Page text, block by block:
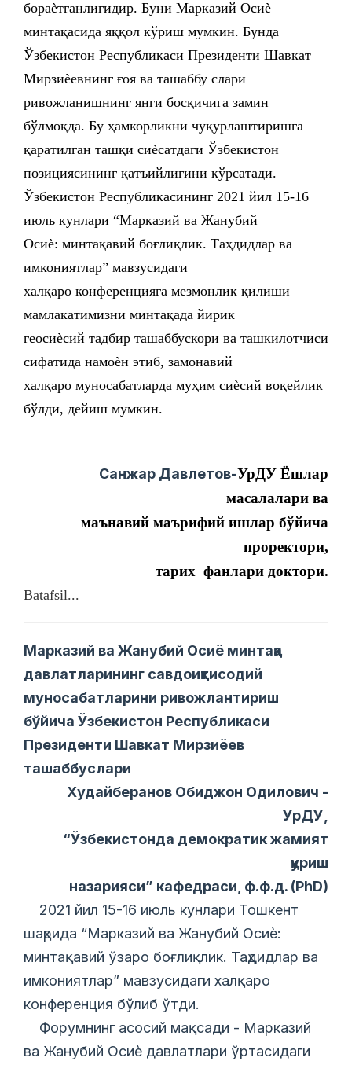
бораѐтганлигидир. Буни Марказий Осиѐ
минтақасида яққол кўриш мумкин. Бунда
Ўзбекистон Республикаси Президенти Шавкат
Мирзиѐевнинг ғоя ва ташаббу слари
ривожланишнинг янги босқичига замин
бўлмоқда. Бу ҳамкорликни чуқурлаштиришга
қаратилган ташқи сиѐсатдаги Ўзбекистон
позициясининг қатъийлигини кўрсатади.
Ўзбекистон Республикасининг 2021 йил 15-16
июль кунлари “Марказий ва Жанубий
Осиѐ: минтақавий боғлиқлик. Таҳдидлар ва
имкониятлар” мавзусидаги
халқаро конференцияга мезмонлик қилиши –
мамлакатимизни минтақада йирик
геосиѐсий тадбир ташаббускори ва ташкилотчиси
сифатида намоѐн этиб, замонавий
халқаро муносабатларда муҳим сиѐсий воқейлик
бўлди, дейиш мумкин.
Санжар Давлетов-УрДУ Ёшлар
масалалари ва
маънавий маърифий ишлар бўйича
проректори,
тарих фанлари доктори.
Batafsil...
Марказий ва Жанубий Осиё минтақа
давлатларининг савдоиқтисодий
муносабатларини ривожлантириш
бўйича Ўзбекистон Республикаси
Президенти Шавкат Мирзиёев
ташаббуслари
Худайберанов Обиджон Одилович -
УрДУ,
“Ўзбекистонда демократик жамият
қуриш
назарияси” кафедраси, ф.ф.д. (PhD)
2021 йил 15-16 июль кунлари Тошкент
шаҳрида “Марказий ва Жанубий Осиѐ:
минтақавий ўзаро боғлиқлик. Таҳдидлар ва
имкониятлар” мавзусидаги халқаро
конференция бўлиб ўтди.
Форумнинг асосий мақсади - Марказий
ва Жанубий Осиѐ давлатлари ўртасидаги